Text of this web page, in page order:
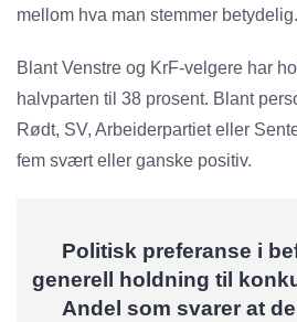
mellom hva man stemmer betydelig.
Blant Venstre og KrF-velgere har
halvparten til 38 prosent. Blant
Rødt, SV, Arbeiderpartiet eller
fem svært eller ganske positiv.
Politisk preferanse i
generell holdning til
Andel som svarer at